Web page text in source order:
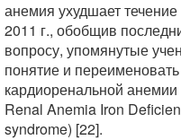
анемия ухудшает
2011 г., обобщив
вопросу, упомянутые
понятие и
кардиоренальной
Renal Anemia Iron
syndrome) [22].